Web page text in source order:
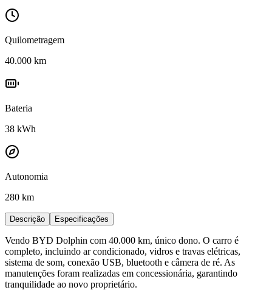
Quilometragem
40.000 km
Bateria
38 kWh
Autonomia
280 km
Descrição Especificações
Vendo BYD Dolphin com 40.000 km, único dono. O carro é
completo, incluindo ar condicionado, vidros e travas elétricas,
sistema de som, conexão USB, bluetooth e câmera de ré. As
manutenções foram realizadas em concessionária, garantindo
tranquilidade ao novo proprietário.